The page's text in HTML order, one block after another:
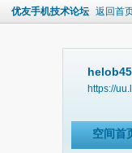
优友手机技术论坛 返回首
https://
空间首